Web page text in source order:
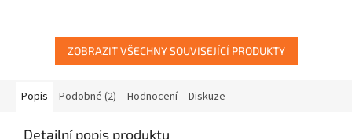
ZOBRAZIT VŠECHNY SOUVISEJÍCÍ PRODUKTY
Popis Podobné (2) Hodnocení Diskuze
Detailní popis produktu